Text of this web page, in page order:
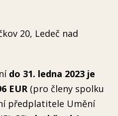
20, Ledeč nad
do 31. ledna 2023 je
EUR(pro členy spolku
předplatitele Umění